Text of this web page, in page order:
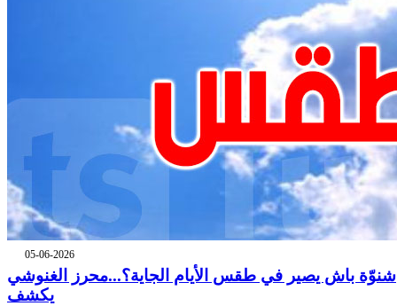
05-06-2026
شنوّة باش يصير في طقس الأيام الجاية؟...محرز الغنوشي
يكشف